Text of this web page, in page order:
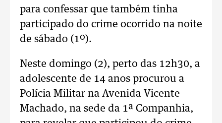
para confessar que também tinha
participado do crime ocorrido na noite
de sábado (1º).
Neste domingo (2), perto das 12h30, a
adolescente de 14 anos procurou a
Polícia Militar na Avenida Vicente
Machado, na sede da 1ª Companhia,